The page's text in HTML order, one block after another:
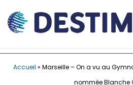
Accueil » Marseille – On a vu au
nommée Blanche